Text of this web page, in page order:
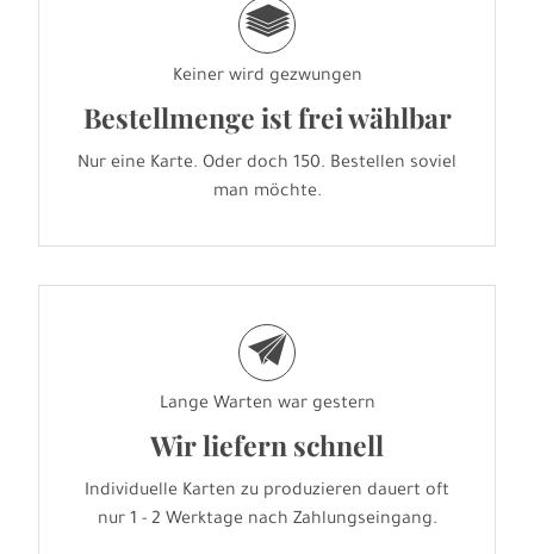
g
Keiner wird gezwungen
Bestellmenge ist frei wählbar
Nur eine Karte. Oder doch 150. Bestellen soviel
man möchte.
e
Lange Warten war gestern
Wir liefern schnell
Individuelle Karten zu produzieren dauert oft
nur 1 - 2 Werktage nach Zahlungseingang.